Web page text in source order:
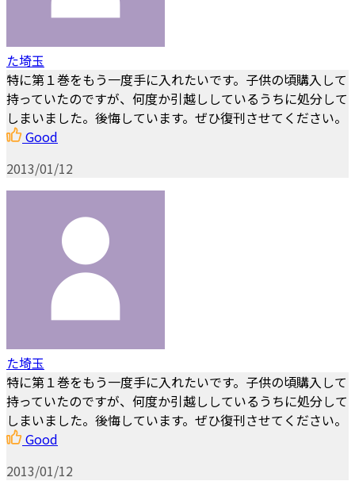
た埼玉
特に第１巻をもう一度手に入れたいです。子供の頃購入して
持っていたのですが、何度か引越ししているうちに処分して
しまいました。後悔しています。ぜひ復刊させてください。
Good
2013/01/12
た埼玉
特に第１巻をもう一度手に入れたいです。子供の頃購入して
持っていたのですが、何度か引越ししているうちに処分して
しまいました。後悔しています。ぜひ復刊させてください。
Good
2013/01/12